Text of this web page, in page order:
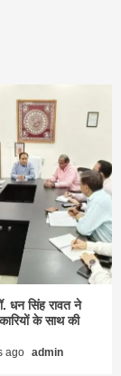
धन सिंह रावत ने
के साथ की
ago admin